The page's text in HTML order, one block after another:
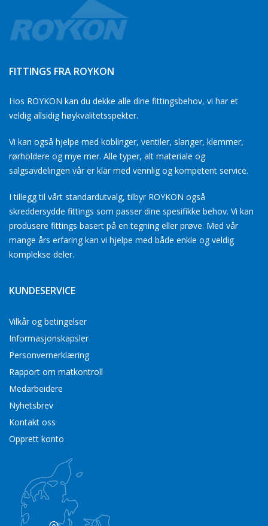
FITTINGS FRA ROYKON
Hos ROYKON kan du dekke alle dine fittingsbehov, vi har et
veldig allsidig høykvalitetsspekter.
Vi kan også hjelpe med koblinger, ventiler, slanger, klemmer,
rørholdere og mye mer. Alle typer, alt materiale og
salgsavdelingen vår er klar med vennlig og kompetent service.
I tillegg til vårt standardutvalg, tilbyr ROYKON også
skreddersydde fittings som passer dine spesifikke behov. Vi kan
produsere fittings basert på en tegning eller prøve. Med vår
mange års erfaring kan vi hjelpe med både enkle og veldig
komplekse deler.
KUNDESERVICE
Vilkår og betingelser
Informasjonskapsler
Personvernerklæring
Rapport om matkontroll
Medarbeidere
Nyhetsbrev
Kontakt oss
Opprett konto